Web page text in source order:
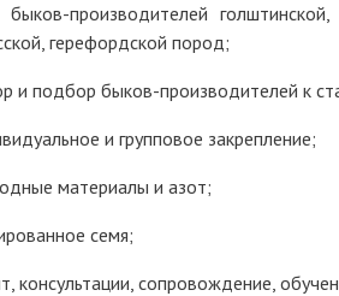
быков-производителей
герефордской пород;
и подбор быков-производителей к
и групповое закрепление;
материалы и азот;
семя;
консультации, сопровождение,